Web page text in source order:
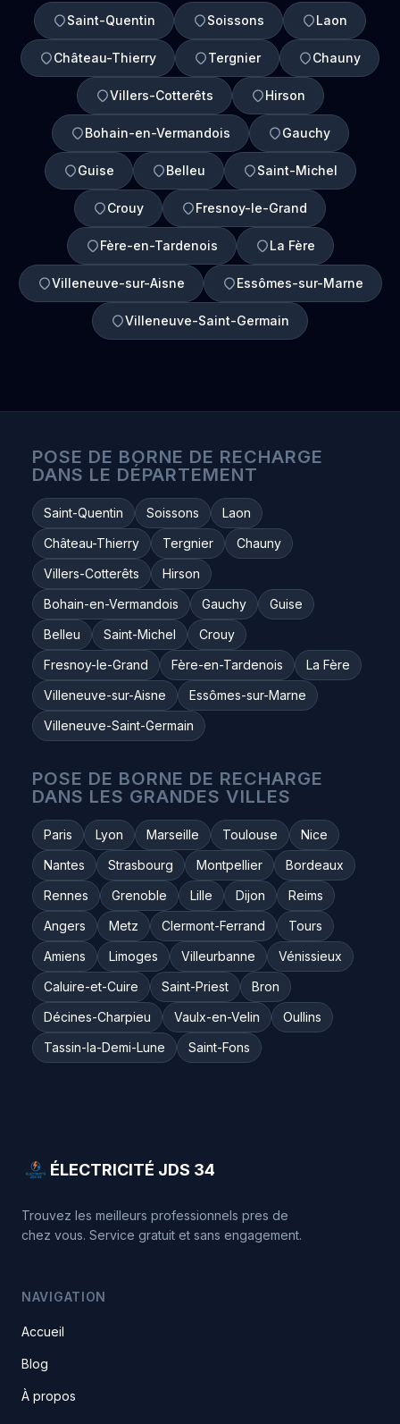
Saint-Quentin Soissons Laon
Château-Thierry Tergnier Chauny
Villers-Cotterêts Hirson
Bohain-en-Vermandois Gauchy
Guise Belleu Saint-Michel
Crouy Fresnoy-le-Grand
Fère-en-Tardenois La Fère
Villeneuve-sur-Aisne Essômes-sur-Marne
Villeneuve-Saint-Germain
POSE DE BORNE DE RECHARGE
DANS LE DÉPARTEMENT
Saint-Quentin Soissons
Laon
Château-Thierry
Tergnier
Chauny
Villers-Cotterêts
Hirson
Bohain-en-Vermandois
Gauchy
Guise
Belleu
Saint-Michel
Crouy
Fresnoy-le-Grand
Fère-en-Tardenois
La Fère
Villeneuve-sur-Aisne
Essômes-sur-Marne
Villeneuve-Saint-Germain
POSE DE BORNE DE RECHARGE
DANS LES GRANDES VILLES
Paris Lyon Marseille Toulouse
Nice
Nantes
Strasbourg Montpellier
Bordeaux
Rennes
Grenoble Lille Dijon
Reims
Angers
Metz Clermont-Ferrand
Tours
Amiens
Limoges Villeurbanne
Vénissieux
Caluire-et-Cuire
Saint-Priest
Bron
Décines-Charpieu
Vaulx-en-Velin
Oullins
Tassin-la-Demi-Lune
Saint-Fons
ÉLECTRICITÉ JDS 34
Trouvez les meilleurs professionnels pres de
chez vous. Service gratuit et sans engagement.
NAVIGATION
Accueil
Blog
À propos